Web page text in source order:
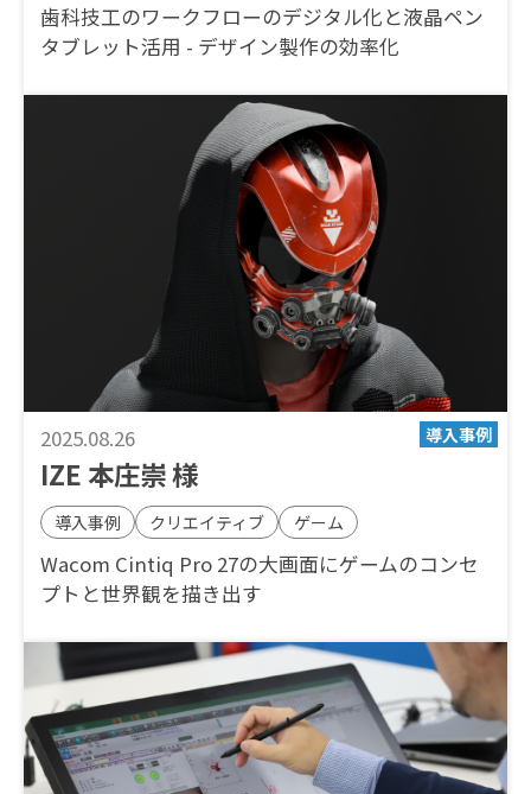
歯科技工のワークフローのデジタル化と液晶ペン
タブレット活用 - デザイン製作の効率化
2025.08.26
IZE 本庄崇 様
導入事例 クリエイティブ ゲーム
Wacom Cintiq Pro 27の大画面にゲームのコンセ
プトと世界観を描き出す